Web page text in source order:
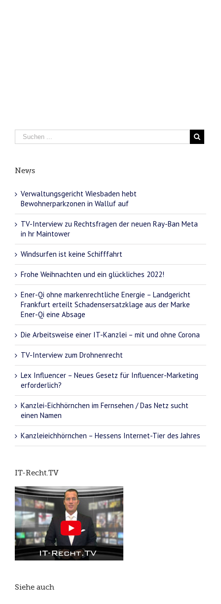
News
Verwaltungsgericht Wiesbaden hebt
Bewohnerparkzonen in Walluf auf
TV-Interview zu Rechtsfragen der neuen Ray-Ban Meta
in hr Maintower
Windsurfen ist keine Schifffahrt
Frohe Weihnachten und ein glückliches 2022!
Ener-Qi ohne markenrechtliche Energie – Landgericht
Frankfurt erteilt Schadensersatzklage aus der Marke
Ener-Qi eine Absage
Die Arbeitsweise einer IT-Kanzlei – mit und ohne Corona
TV-Interview zum Drohnenrecht
Lex Influencer – Neues Gesetz für Influencer-Marketing
erforderlich?
Kanzlei-Eichhörnchen im Fernsehen / Das Netz sucht
einen Namen
Kanzleieichhörnchen – Hessens Internet-Tier des Jahres
IT-Recht.TV
Siehe auch